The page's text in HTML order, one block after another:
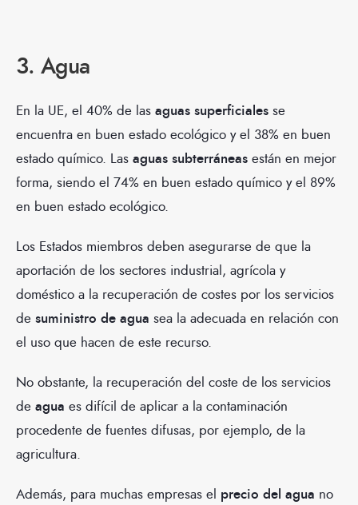
3. Agua
En la UE, el 40% de las aguas superficiales se
encuentra en buen estado ecológico y el 38% en buen
estado químico. Las aguas subterráneas están en mejor
forma, siendo el 74% en buen estado químico y el 89%
en buen estado ecológico.
Los Estados miembros deben asegurarse de que la
aportación de los sectores industrial, agrícola y
doméstico a la recuperación de costes por los servicios
de suministro de agua sea la adecuada en relación con
el uso que hacen de este recurso.
No obstante, la recuperación del coste de los servicios
de agua es difícil de aplicar a la contaminación
procedente de fuentes difusas, por ejemplo, de la
agricultura.
Además, para muchas empresas el precio del agua no